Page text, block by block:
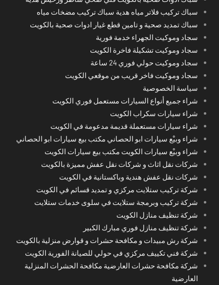
سباك تركيب فلاتر مياه هدية سباك تركيب مضخات مياه
سباك تمديد صحية و تامين قطع غيار ادوات صحية بالكويت
سجاد وموكيت الجهراء خدمة فورية
سجاد وموكيت تشكيلة فاخرة الكويت
سجاد وموكيت حولي فوري 24 ساعة
سجاد وموكيت فاخر قريب من موقعي الكويت
سياسة الخصوصية
شراء جميع أنواع السيارات مستعمل فوري الكويت
شراء سيارات سكراب الكويت
شراء سيارات مستعملة قديمة مدعومة في الكويت
شراء وبيْع سيارات ابو الحصاني مكتب بيع سيارات ابو الحصاني
شراء وبيْع سيارات الكويت مكتب بيع سيارات الكويت
شركات نقل اثاث و شركات نقل عفش مميزة بالكويت
شركات نقل عفش هندية وباكستانية في الكويت
شركة تركيب ستلايت مركزي و تمديد قسائم في الكويت
شركة تركيب وبرمجة ستلايت في سلوى خدمات ستلايت
شركة تنظيف منازل الكويت
شركة تنظيف منازل فوري مبارك الكبير
شركة رش مبيدات و مكافحة حشرات و قوارض منزلية بالكويت
شركة فني تكييف مركزي في حولي للصيانة الفورية الكويت
شركة مكافحة حشرات العارضية مكافحة الحشرات المنزلية
العارضية